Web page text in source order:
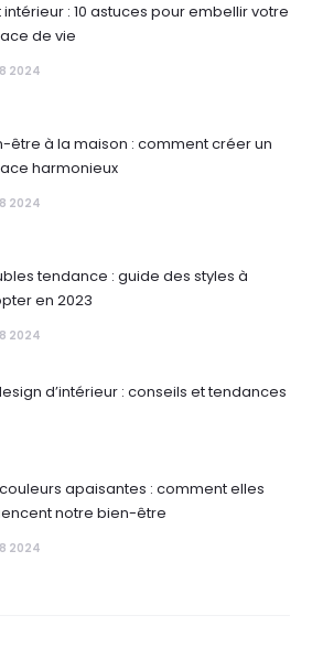
intérieur : 10 astuces pour embellir votre
de vie
2024
être à la maison : comment créer un
harmonieux
2024
tendance : guide des styles à
en 2023
2024
d’intérieur : conseils et tendances
apaisantes : comment elles
notre bien-être
2024